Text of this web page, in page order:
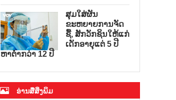
ສຸມໃສ່ຜັນ
ຂະຫຍາຍການຈັດ
ຊື້, ສັກວັກຊິນໃຫ້ແກ່
ເດັກອາຍຸແຕ່ 5 ປີ
ຫາຕ່ຳກວ່າ 12 ປີ
ອ່ານສື່ສິ່ງພິມ